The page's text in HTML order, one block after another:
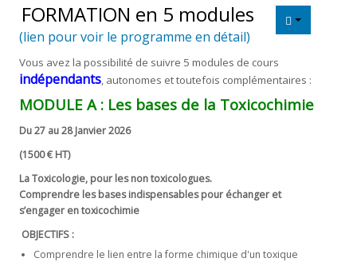
FORMATIONS
NOS
DOSSIERS
Médias
Liens
utiles
CONTACT
FORMATION en 5 modules
(lien pour voir le programme en détail)
Vous avez la possibilité de suivre 5 modules de cours
indépendants, autonomes et toutefois complémentaires :
MODULE A : Les bases de la Toxicochimie
Du 27 au 28 Janvier 2026
(1500 € HT)
La Toxicologie, pour les non toxicologues.
Comprendre les bases indispensables pour échanger et
s’engager en toxicochimie
OBJECTIFS :
Comprendre le lien entre la forme chimique d'un toxique